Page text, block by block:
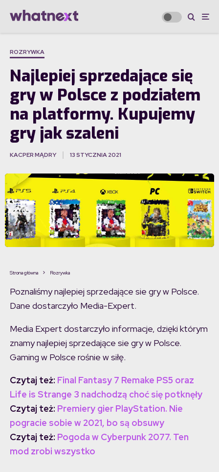
ROZRYWKA
Najlepiej sprzedające się
gry w Polsce z podziałem
na platformy. Kupujemy
gry jak szaleni
KACPER MĄDRY 13 STYCZNIA 2021
Strona główna Rozrywka
Poznaliśmy najlepiej sprzedające sie gry w Polsce.
Dane dostarczyło Media-Expert.
Media Expert dostarczyło informacje, dzięki którym
znamy najlepiej sprzedające sie gry w Polsce.
Gaming w Polsce rośnie w siłę.
Czytaj też: Final Fantasy 7 Remake PS5 oraz
Life is Strange 3 nadchodzą choć się potknęły
Czytaj też: Premiery gier PlayStation. Nie
pogracie sobie w 2021, bo są obsuwy
Czytaj też: Pogoda w Cyberpunk 2077. Ten
mod zrobi wszystko